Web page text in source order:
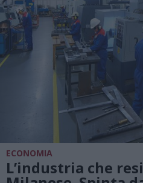
ECONOMIA
L’industria che